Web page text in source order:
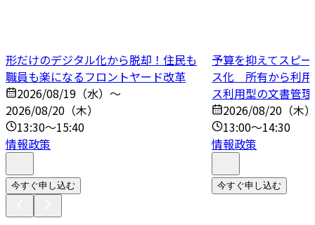
形だけのデジタル化から脱却！住民も
職員も楽になるフロントヤード改革
2026/08/19（水）～
2026/08/20（木）
13:30～15:40
情報政策
今すぐ申し込む
予算を抑えてスピ
ス化 所有から利用
ス利用型の文書管
2026/08/20（木
13:00～14:30
情報政策
今すぐ申し込む